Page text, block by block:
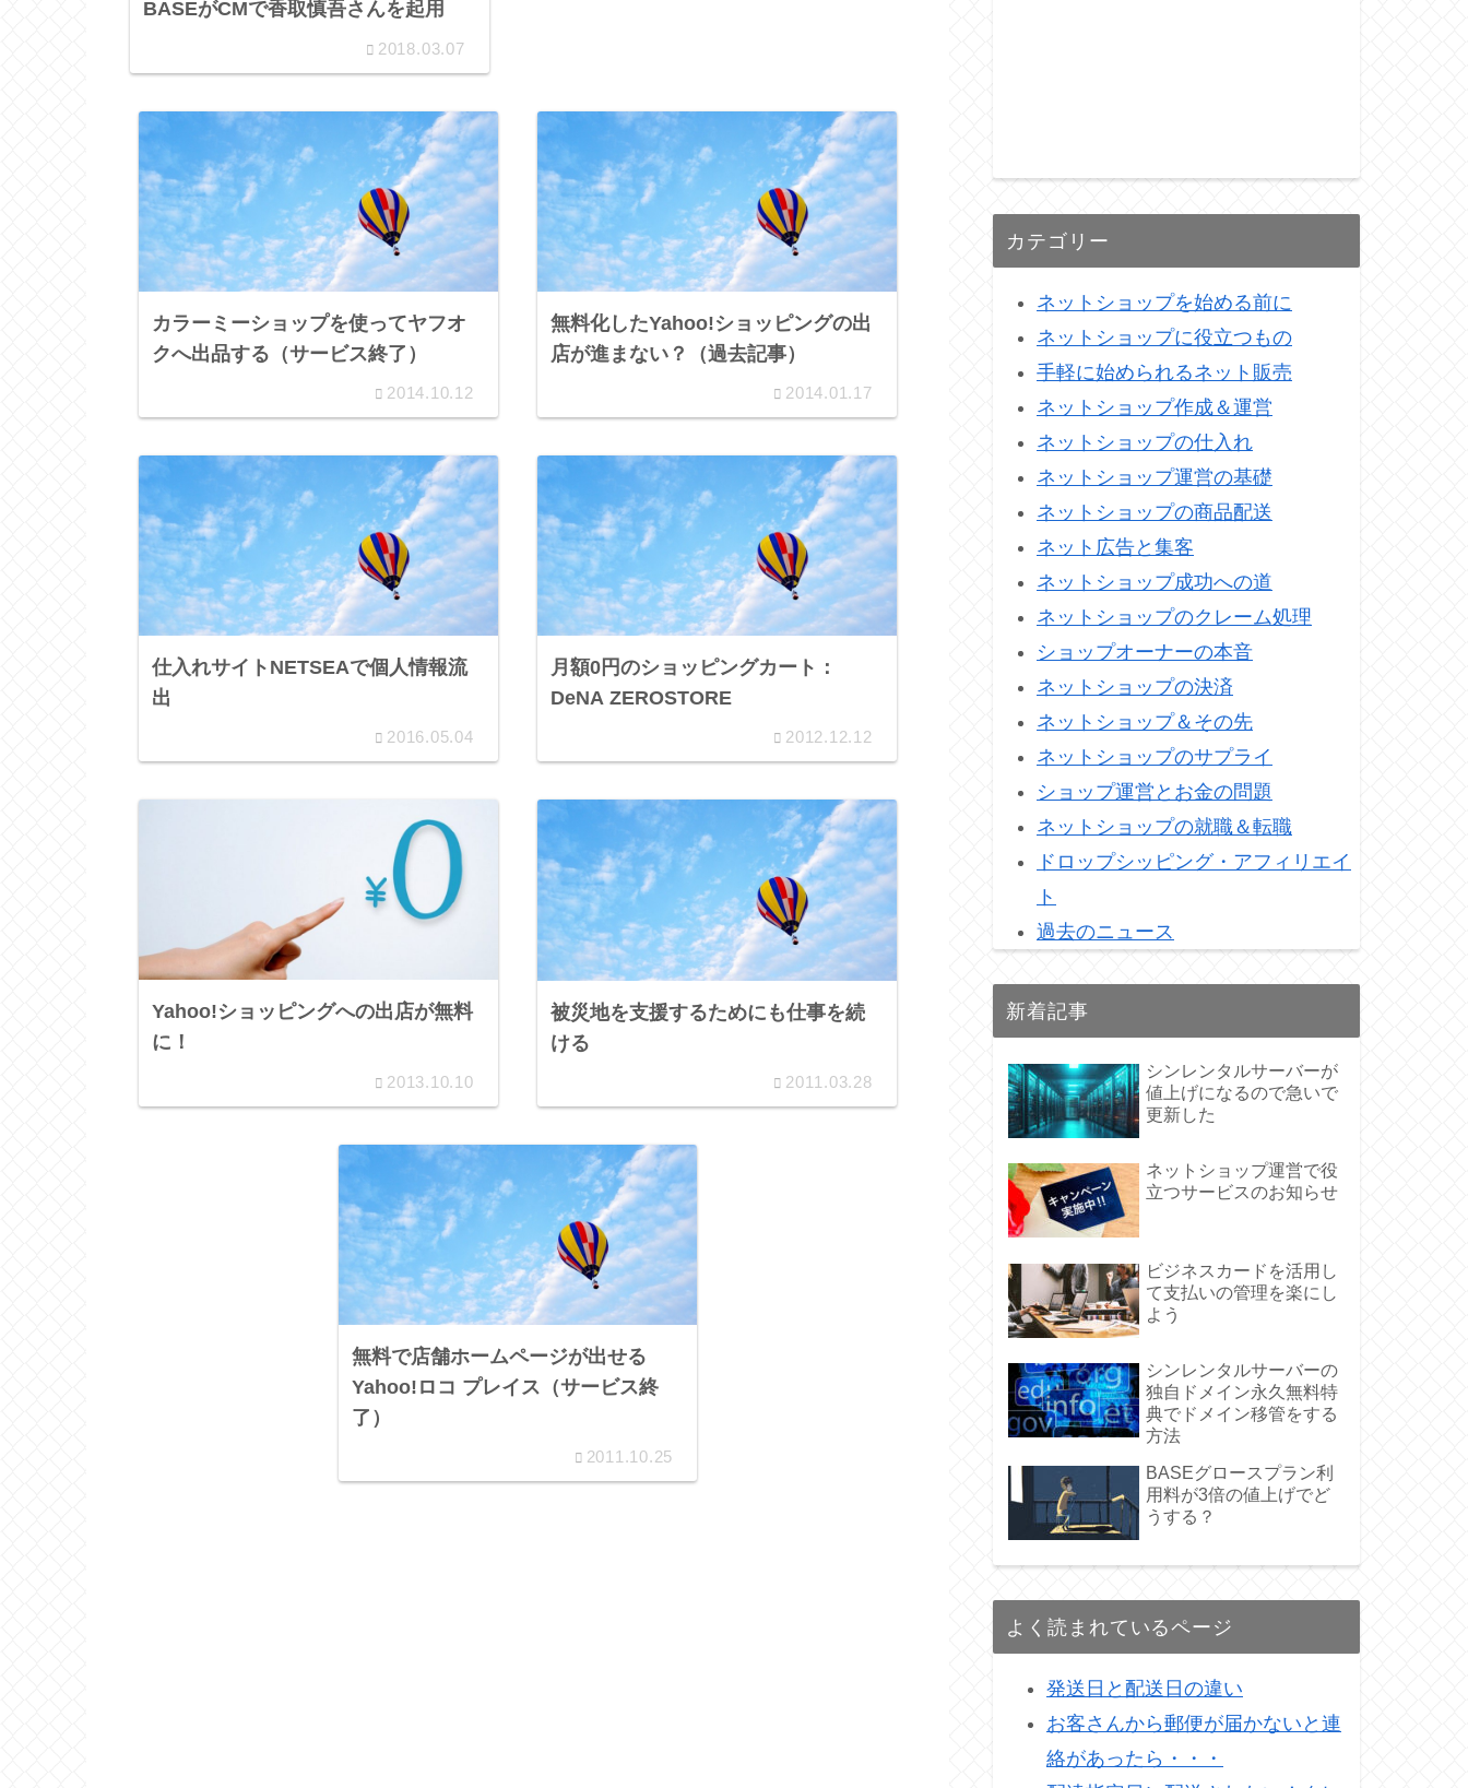
BASEがCMで香取慎吾さんを起用
2018.03.07
カラーミーショップを使ってヤフオ
クへ出品する（サービス終了）
2014.10.12
無料化したYahoo!ショッピングの出
店が進まない？（過去記事）
2014.01.17
仕入れサイトNETSEAで個人情報流
出
2016.05.04
月額0円のショッピングカート：
DeNA ZEROSTORE
2012.12.12
Yahoo!ショッピングへの出店が無料
に！
2013.10.10
被災地を支援するためにも仕事を続
ける
2011.03.28
無料で店舗ホームページが出せる
Yahoo!ロコ プレイス（サービス終
了）
2011.10.25
カテゴリー
ネットショップを始める前に
ネットショップに役立つもの
手軽に始められるネット販売
ネットショップ作成＆運営
ネットショップの仕入れ
ネットショップ運営の基礎
ネットショップの商品配送
ネット広告と集客
ネットショップ成功への道
ネットショップのクレーム処理
ショップオーナーの本音
ネットショップの決済
ネットショップ＆その先
ネットショップのサプライ
ショップ運営とお金の問題
ネットショップの就職＆転職
ドロップシッピング・アフィリエイ
ト
過去のニュース
新着記事
シンレンタルサーバーが
値上げになるので急いで
更新した
ネットショップ運営で役
立つサービスのお知らせ
ビジネスカードを活用し
て支払いの管理を楽にし
よう
シンレンタルサーバーの
独自ドメイン永久無料特
典でドメイン移管をする
方法
BASEグロースプラン利
用料が3倍の値上げでど
うする？
よく読まれているページ
発送日と配送日の違い
お客さんから郵便が届かないと連
絡があったら・・・